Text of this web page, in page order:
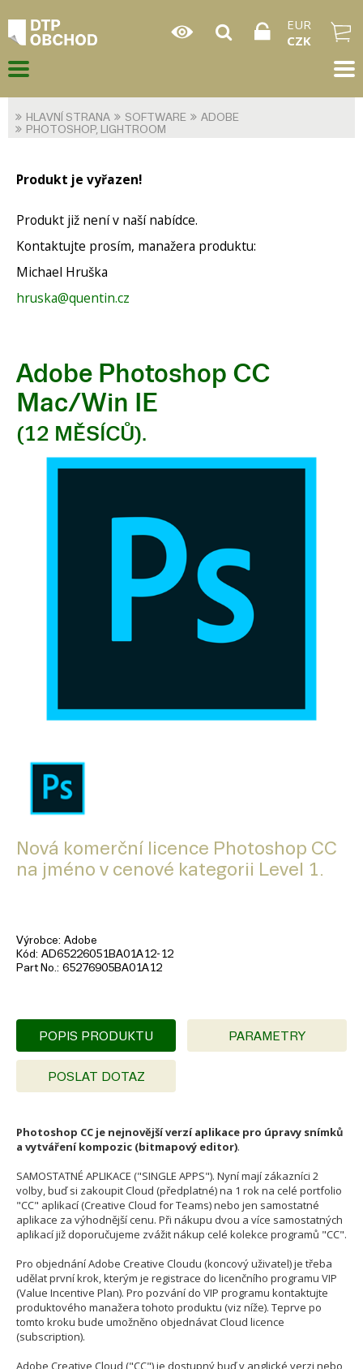
EUR
CZK
HLAVNÍ STRANA SOFTWARE
ADOBE
PHOTOSHOP, LIGHTROOM
Produkt je vyřazen!
Produkt již není v naší nabídce.
Kontaktujte prosím, manažera produktu:
Michael Hruška
hruska@quentin.cz
Adobe Photoshop CC
Mac/Win IE
(12 MĚSÍCŮ).
Nová komerční licence Photoshop CC
na jméno v cenové kategorii Level 1.
Výrobce Adobe
Kód AD65226051BA01A12-12
Part No. 65276905BA01A12
POPIS PRODUKTU PARAMETRY
POSLAT DOTAZ
Photoshop CC je nejnovější verzí aplikace pro úpravy snímků
a vytváření kompozic (bitmapový editor).
SAMOSTATNÉ APLIKACE ("SINGLE APPS"). Nyní mají zákazníci 2
volby, buď si zakoupit Cloud (předplatné) na 1 rok na celé portfolio
"CC" aplikací (Creative Cloud for Teams) nebo jen samostatné
aplikace za výhodnější cenu. Při nákupu dvou a více samostatných
aplikací již doporučujeme zvážit nákup celé kolekce programů "CC".
Pro objednání Adobe Creative Cloudu (koncový uživatel) je třeba
udělat první krok, kterým je registrace do licenčního programu VIP
(Value Incentive Plan). Pro pozvání do VIP programu kontaktujte
produktového manažera tohoto produktu (viz níže). Teprve po
tomto kroku bude umožněno objednávat Cloud licence
(subscription).